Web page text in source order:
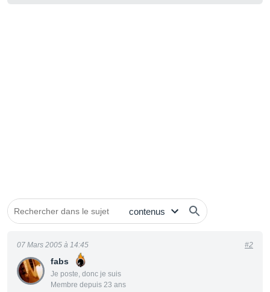
fabs
Je poste, donc je suis
Membre depuis 23 ans
07 Mars 2005 à 14:45 #2